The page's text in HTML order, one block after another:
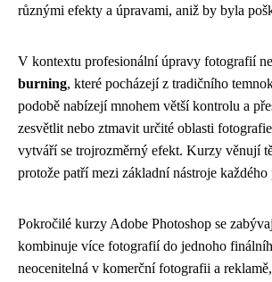
různými efekty a úpravami, aniž by byla
V kontextu profesionální úpravy fotografií
burning, které pocházejí z tradičního
podobě nabízejí mnohem větší kontrolu a
zesvětlit nebo ztmavit určité oblasti
vytváří se trojrozměrný efekt. Kurzy věnují
protože patří mezi základní nástroje
Pokročilé kurzy Adobe Photoshop se
kombinuje více fotografií do jednoho
neocenitelná v komerční fotografii a